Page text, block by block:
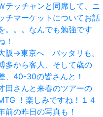
テッチャンと同席して、ニ
チマーケットについてお話
。。。なんでも勉強です
！
阪→東京へ バッタリも。
多から客人、そして歳の
、40-30の皆さんと！
田さんと来春のツアーの
！楽しみですね！１４
前の昨日の写真も！